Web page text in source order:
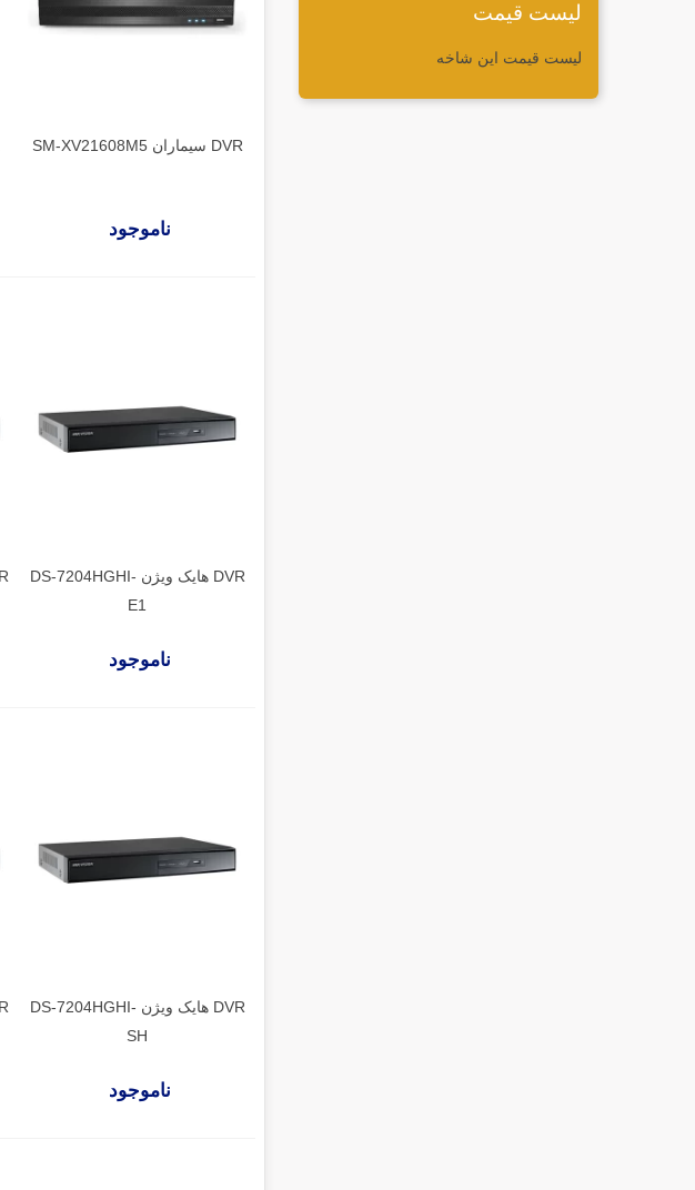
لیست قیمت
لیست قیمت این شاخه
DVR سیماران SM-XV21608M5
ناموجود
DVR هایک ویژن DS-7204HGHI-
E1
ناموجود
DVR هایک ویژن DS-7204HGHI-
SH
ناموجود